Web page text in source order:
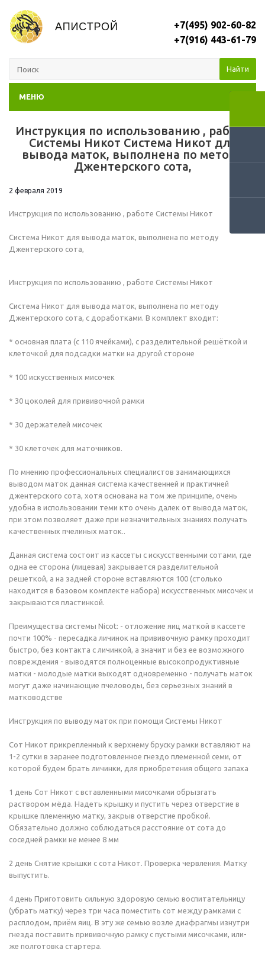
+7(495) 902-60-82
+7(916) 443-61-79
Найти
МЕНЮ
Инструкция по использованию , работе
Системы Никот Система Никот для
вывода маток, выполнена по методу
Джентерского сота,
2 февраля 2019
Инструкция по использованию , работе Системы Никот
Система Никот для вывода маток, выполнена по методу
Джентерского сота,
Инструкция по использованию , работе Системы Никот
Система Никот для вывода маток, выполнена по методу
Джентерского сота, с доработками. В комплект входит:
* основная плата (c 110 ячейками), с разделительной решёткой и
клеточкой для подсадки матки на другой стороне
* 100 искусственных мисочек
* 30 цоколей для прививочной рамки
* 30 держателей мисочек
* 30 клеточек для маточников.
По мнению профессиональных специалистов занимающихся
выводом маток данная система качественней и практичней
джентерского сота, хотя основана на том же принципе, очень
удобна в использовании теми кто очень далек от вывода маток,
при этом позволяет даже при незначительных знаниях получать
качественных пчелиных маток..
Данная система состоит из кассеты с искусственными сотами, где
одна ее сторона (лицевая) закрывается разделительной
решеткой, а на задней стороне вставляются 100 (столько
находится в базовом комплекте набора) искусственных мисочек и
закрываются пластинкой.
Преимущества системы Nicot: - отложение яиц маткой в кассете
почти 100% - пересадка личинок на прививочную рамку проходит
быстро, без контакта с личинкой, а значит и без ее возможного
повреждения - выводятся полноценные высокопродуктивные
матки - молодые матки выходят одновременно - получать маток
могут даже начинающие пчеловоды, без серьезных знаний в
матководстве
Инструкция по выводу маток при помощи Системы Никот
Сот Никот прикрепленный к верхнему бруску рамки вставляют на
1-2 сутки в заранее подготовленное гнездо племенной семи, от
которой будем брать личинки, для приобретения общего запаха
1 день Сот Никот c вставленными мисочками обрызгать
раствором мёда. Надеть крышку и пустить через отверстие в
крышке племенную матку, закрыв отверстие пробкой.
Обязательно должно соблюдаться расстояние от сота до
соседней рамки не менее 8 мм
2 день Снятие крышки с сота Никот. Проверка червления. Матку
выпустить.
4 день Приготовить сильную здоровую семью воспитательницу
(убрать матку) через три часа поместить сот между рамками с
расплодом, приём яиц. В эту же семью возле диафрагмы изнутри
гнезда поставить прививочную рамку с пустыми мисочками, или-
же полготовка стартера.